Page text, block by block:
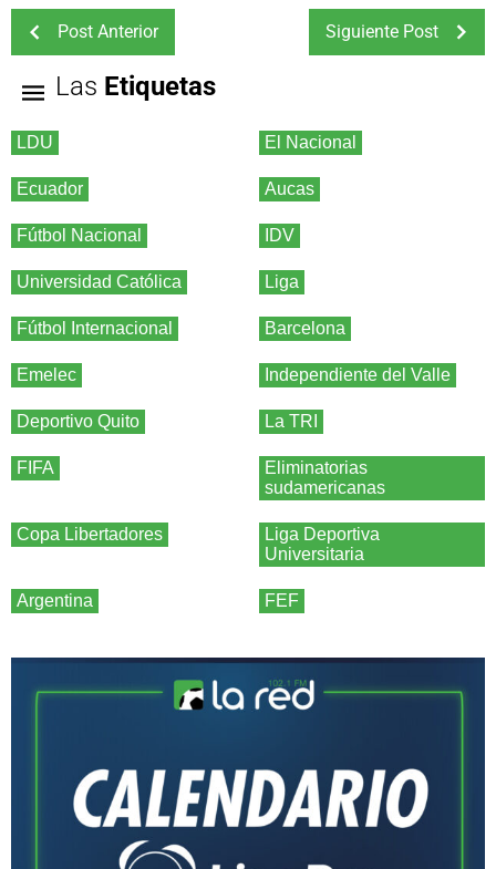
Post Anterior Siguiente Post
Las Etiquetas
LDU El Nacional
Ecuador Aucas
Fútbol Nacional IDV
Universidad Católica Liga
Fútbol Internacional Barcelona
Emelec Independiente del Valle
Deportivo Quito La TRI
FIFA
Eliminatorias
sudamericanas
Copa Libertadores
Liga Deportiva
Universitaria
Argentina FEF